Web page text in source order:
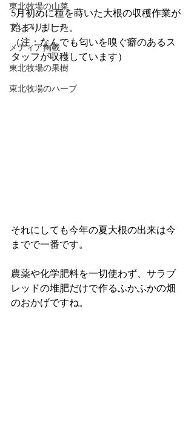
東北牧場の山菜
プレスリリース
メディア掲載
東北牧場の果樹
東北牧場のハーブ
5月初めに種を蒔いた大根の収穫作業が
始まりました。
（注：なんでも匂いを嗅ぐ癖のあるス
タッフが収穫しています）
それにしても今年の夏大根の出来は今
までで一番です。
農薬や化学肥料を一切使わず、サラブ
レッドの堆肥だけで作るふかふかの畑
のおかげですね。